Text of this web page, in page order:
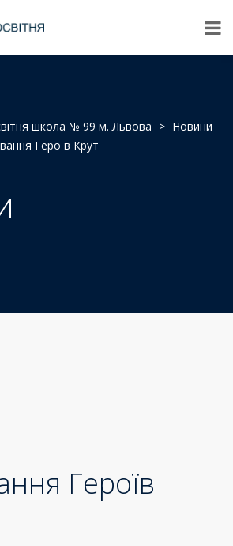
школа № 99 м. Львова > Новини
Героїв Крут
Героїв